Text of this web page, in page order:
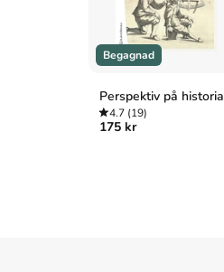
Begagnad
Perspektiv på historia
4.7 (19)
175 kr